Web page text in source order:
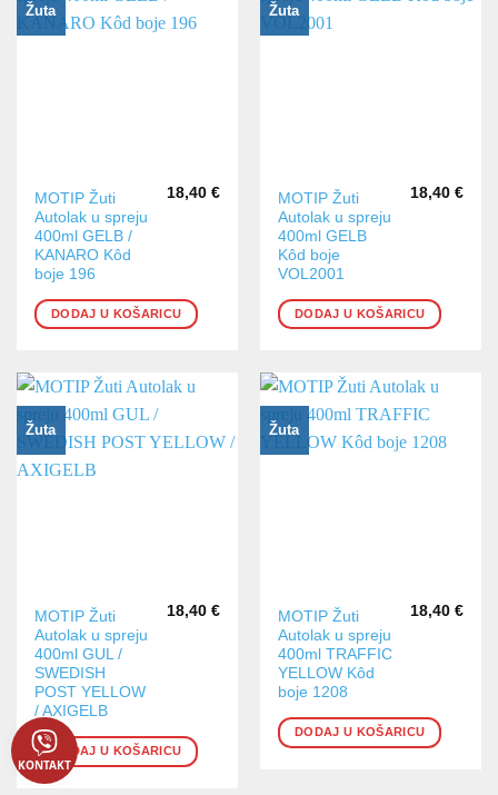
Žuta
MOTIP Žuti
Autolak u spreju
400ml GELB /
KANARO Kôd
boje 196
18,40 €
DODAJ U KOŠARICU
Žuta
MOTIP Žuti
Autolak u spreju
400ml GELB
Kôd boje
VOL2001
18,40 €
DODAJ U KOŠARICU
Žuta
MOTIP Žuti
Autolak u spreju
400ml GUL /
SWEDISH
POST YELLOW
/ AXIGELB
18,40 €
DODAJ U KOŠARICU
Žuta
MOTIP Žuti
Autolak u spreju
400ml TRAFFIC
YELLOW Kôd
boje 1208
18,40 €
DODAJ U KOŠARICU
KONTAKT